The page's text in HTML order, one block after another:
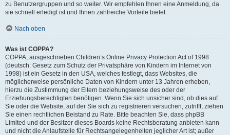
zu Benutzergruppen und so weiter. Wir empfehlen Ihnen eine Anmeldung, da
sie schnell erledigt ist und Ihnen zahlreiche Vorteile bietet.
Nach oben
Was ist COPPA?
COPPA, ausgeschrieben Children’s Online Privacy Protection Act of 1998
(deutsch: Gesetz zum Schutz der Privatsphäre von Kindern im Internet von
1998) ist ein Gesetz in den USA, welches festlegt, dass Websites, die
möglicherweise persönliche Daten von Kindern unter 13 Jahren erheben,
hierzu die Zustimmung der Eltern beziehungsweise des oder der
Erziehungsberechtigten benötigen. Wenn Sie sich unsicher sind, ob dies auf
Sie oder die Website, auf der Sie sich zu registrieren versuchen, zutrifft, ziehen
Sie einen rechtlichen Beistand zu Rate. Bitte beachten Sie, dass phpBB
Limited und der Besitzer dieses Boards keine Rechtsberatung anbieten kann
und nicht die Anlaufstelle für Rechtsangelegenheiten jeglicher Art ist; außer